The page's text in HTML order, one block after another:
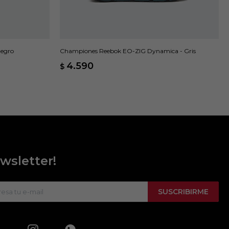
Championes Reebok EO-ZIG Dynamica - Gris
$ 4.590
SUSCRIBIRME